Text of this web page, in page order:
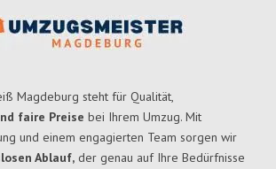
Magdeburg steht für Qualität,
faire Preise bei Ihrem Umzug. Mit
und einem engagierten Team sorgen wir
Ablauf, der genau auf Ihre Bedürfnisse